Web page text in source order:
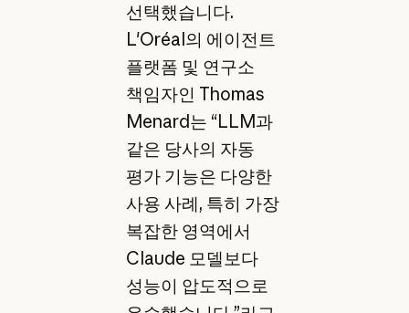
선택했습니다.
L'Oréal의 에이전트
플랫폼 및 연구소
책임자인 Thomas
Menard는 “LLM과
같은 당사의 자동
평가 기능은 다양한
사용 사례, 특히 가장
복잡한 영역에서
Claude 모델보다
성능이 압도적으로